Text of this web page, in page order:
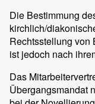
Die Bestimmung
kirchlich/
Rechtsstellung von
ist jedoch nach
Das
Übergangsmandat